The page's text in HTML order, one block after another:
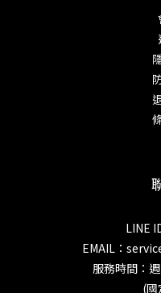
LINE
EMAIL：
服務時間：
(國